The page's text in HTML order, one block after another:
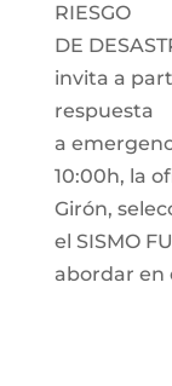
RIESGO
DE
invita a
respuesta
a
10:00h, la
Girón,
el SISMO
abordar en